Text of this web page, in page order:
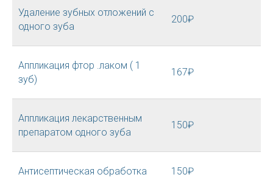
Удаление зубных отложений с
одного зуба
200₽
Аппликация фтор .лаком ( 1
зуб)
167₽
Аппликация лекарственным
препаратом одного зуба
150₽
Антисептическая обработка 150₽